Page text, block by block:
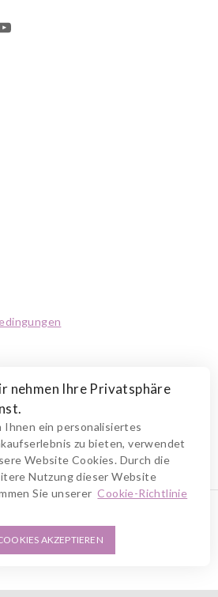
Akzenz
nehmen Ihre Privatsphäre
Ihnen ein personalisiertes
zu bieten, verwendet
Website Cookies. Durch die
Nutzung dieser Website
Sie unsererCookie-Richtlinie
AKZEPTIEREN